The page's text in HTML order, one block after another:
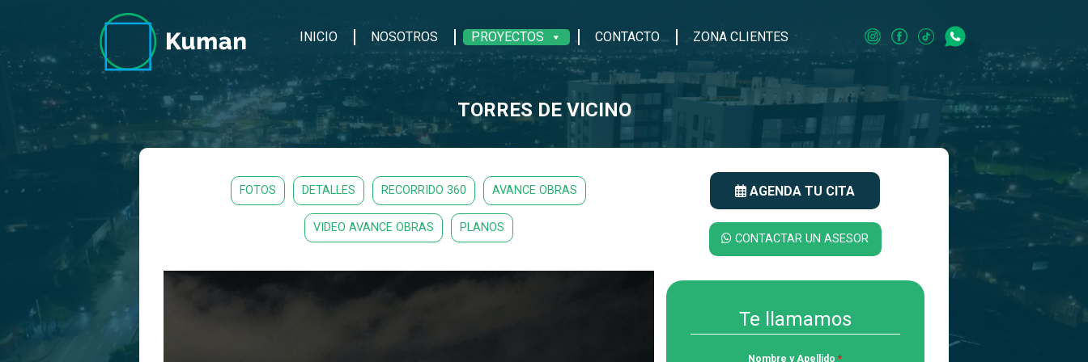
INICIO NOSOTROS PROYECTOS CONTACTO ZONA CLIENTES
TORRES DE VICINO
FOTOS DETALLES RECORRIDO 360 AVANCE OBRAS
VIDEO AVANCE OBRAS PLANOS
AGENDA TU CITA
CONTACTAR UN ASESOR
Te llamamos
Nombre y Apellido*